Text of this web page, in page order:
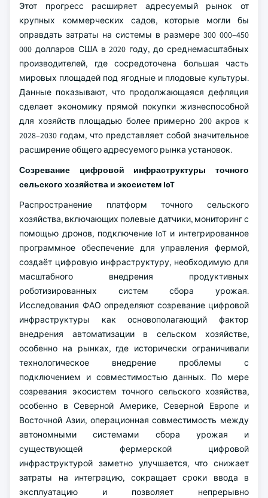
Этот прогресс расширяет адресуемый рынок от
крупных коммерческих садов, которые могли бы
оправдать затраты на системы в размере 300 000–450
000 долларов США в 2020 году, до среднемасштабных
производителей, где сосредоточена большая часть
мировых площадей под ягодные и плодовые культуры.
Данные показывают, что продолжающаяся дефляция
сделает экономику прямой покупки жизнеспособной
для хозяйств площадью более примерно 200 акров к
2028–2030 годам, что представляет собой значительное
расширение общего адресуемого рынка установок.
Созревание цифровой инфраструктуры точного
сельского хозяйства и экосистем IoT
Распространение платформ точного сельского
хозяйства, включающих полевые датчики, мониторинг с
помощью дронов, подключение IoT и интегрированное
программное обеспечение для управления фермой,
создаёт цифровую инфраструктуру, необходимую для
масштабного внедрения продуктивных
роботизированных систем сбора урожая.
Исследования ФАО определяют созревание цифровой
инфраструктуры как основополагающий фактор
внедрения автоматизации в сельском хозяйстве,
особенно на рынках, где исторически ограничивали
технологическое внедрение проблемы с
подключением и совместимостью данных. По мере
созревания экосистем точного сельского хозяйства,
особенно в Северной Америке, Северной Европе и
Восточной Азии, операционная совместимость между
автономными системами сбора урожая и
существующей фермерской цифровой
инфраструктурой заметно улучшается, что снижает
затраты на интеграцию, сокращает сроки ввода в
эксплуатацию и позволяет непрерывно